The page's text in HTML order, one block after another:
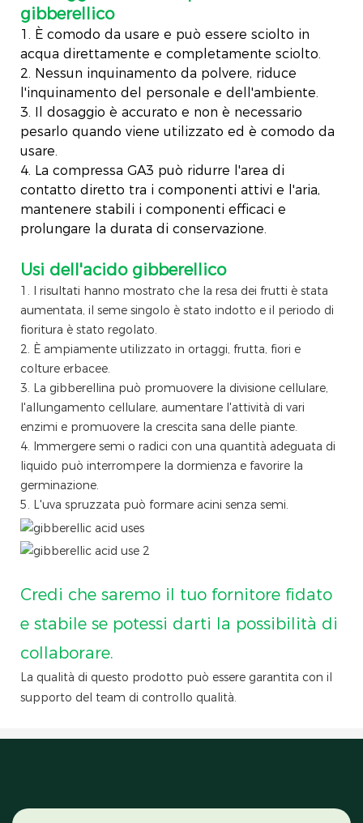
gibberellico
1. È comodo da usare e può essere sciolto in
acqua direttamente e completamente sciolto.
2. Nessun inquinamento da polvere, riduce
l'inquinamento del personale e dell'ambiente.
3. Il dosaggio è accurato e non è necessario
pesarlo quando viene utilizzato ed è comodo da
usare.
4. La compressa GA3 può ridurre l'area di
contatto diretto tra i componenti attivi e l'aria,
mantenere stabili i componenti efficaci e
prolungare la durata di conservazione.
Usi dell'acido gibberellico
1. I risultati hanno mostrato che la resa dei frutti è stata
aumentata, il seme singolo è stato indotto e il periodo di
fioritura è stato regolato.
2. È ampiamente utilizzato in ortaggi, frutta, fiori e
colture erbacee.
3. La gibberellina può promuovere la divisione cellulare,
l'allungamento cellulare, aumentare l'attività di vari
enzimi e promuovere la crescita sana delle piante.
4. Immergere semi o radici con una quantità adeguata di
liquido può interrompere la dormienza e favorire la
germinazione.
5. L'uva spruzzata può formare acini senza semi.
Credi che saremo il tuo fornitore fidato
e stabile se potessi darti la possibilità di
collaborare.
La qualità di questo prodotto può essere garantita con il
supporto del team di controllo qualità.